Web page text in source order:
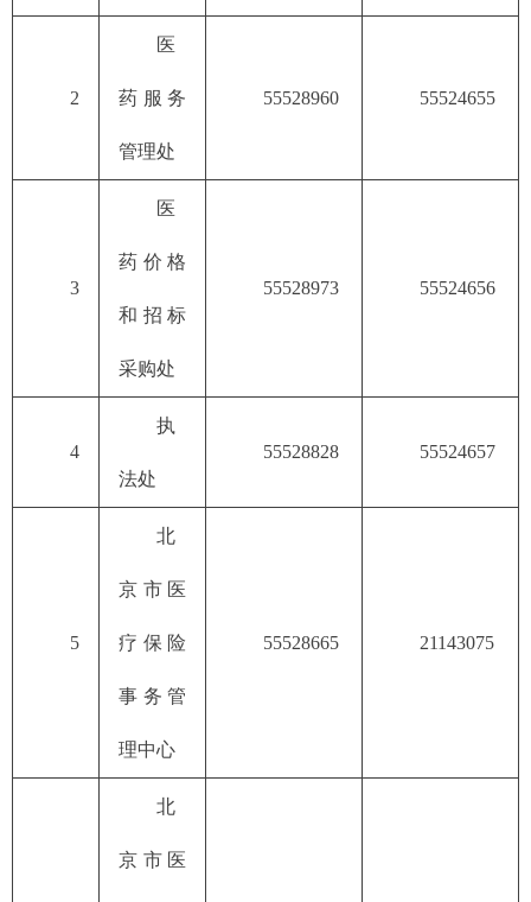
2
医
药服务
管理处
55528960 55524655
3
医
药价格
和招标
采购处
55528973 55524656
4
执
法处
55528828 55524657
5
北
京市医
疗保险
事务管
理中心
55528665 21143075
北
京市医